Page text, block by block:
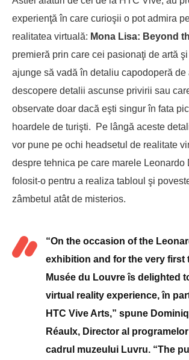
experienţă în care curioşii o pot admira
realitatea virtuală: Mona Lisa: Beyond
premieră prin care cei pasionaţi de artă
ajunge să vadă în detaliu capodoperă de
descopere detalii ascunse privirii sau
observate doar dacă eşti singur în fata
hoardele de turişti. Pe lângă aceste
vor pune pe ochi headsetul de realitate
despre tehnica pe care marele Leonardo
folosit-o pentru a realiza tabloul şi
zâmbetul atât de misterios.
“On the occasion of the
exhibition and for the very first
Musée du Louvre îs delighted
virtual reality experience, în
HTC Vive Arts,” spune
Réaulx, Director al
cadrul muzeului Luvru. “The